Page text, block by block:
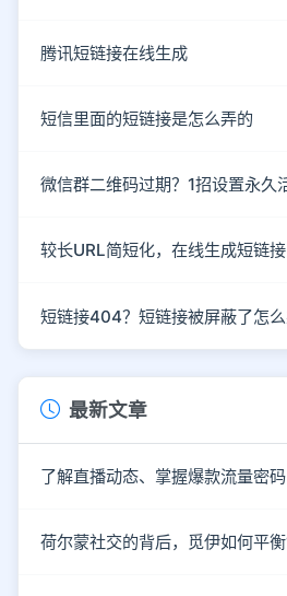
腾讯短链接在线生成
短信里面的短链接是怎么弄的
微信群二维码过期？1招设置永久
较长URL简短化，在线生成短链
短链接404？短链接被屏蔽了怎么
最新文章
荷尔蒙社交的背后，觅伊如何平衡